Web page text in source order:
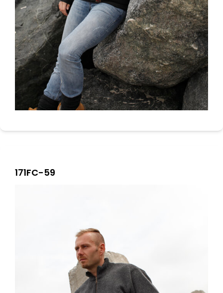
171FC-59